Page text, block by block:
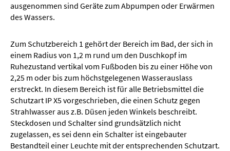
ausgenommen sind Geräte zum Abpumpen oder Erwärmen
des Wassers.
Zum Schutzbereich 1 gehört der Bereich im Bad, der sich in
einem Radius von 1,2 m rund um den Duschkopf im
Ruhezustand vertikal vom Fußboden bis zu einer Höhe von
2,25 m oder bis zum höchstgelegenen Wasserauslass
erstreckt. In diesem Bereich ist für alle Betriebsmittel die
Schutzart IP X5 vorgeschrieben, die einen Schutz gegen
Strahlwasser aus z.B. Düsen jeden Winkels beschreibt.
Steckdosen und Schalter sind grundsätzlich nicht
zugelassen, es sei denn ein Schalter ist eingebauter
Bestandteil einer Leuchte mit der entsprechenden Schutzart.